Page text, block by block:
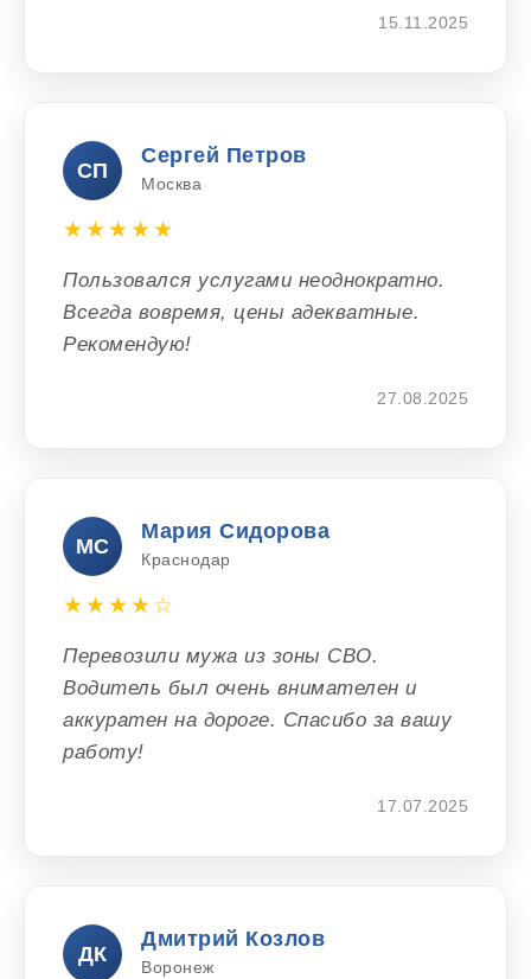
15.11.2025
СП
Сергей Петров
Москва
★★★★★
Пользовался услугами неоднократно.
Всегда вовремя, цены адекватные.
Рекомендую!
27.08.2025
МС
Мария Сидорова
Краснодар
★★★★☆
Перевозили мужа из зоны СВО.
Водитель был очень внимателен и
аккуратен на дороге. Спасибо за вашу
работу!
17.07.2025
ДК
Дмитрий Козлов
Воронеж